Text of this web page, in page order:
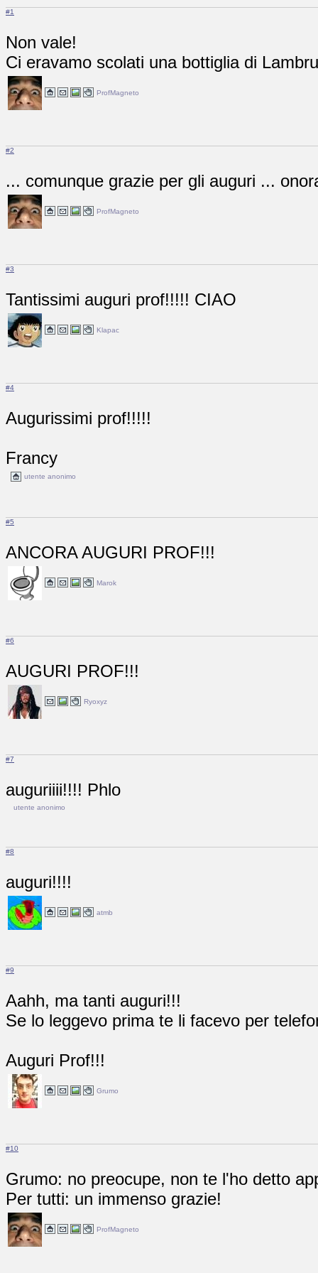
#1
Non vale!
Ci eravamo scolati una bottiglia di
ProfMagneto
#2
... comunque grazie per gli auguri ...
ProfMagneto
#3
Tantissimi auguri prof!!!!! CIAO
Klapac
#4
Augurissimi prof!!!!!
Francy
utente anonimo
#5
ANCORA AUGURI PROF!!!
Marok
#6
AUGURI PROF!!!
Ryoxyz
#7
auguriiii!!!! Phlo
utente anonimo
#8
auguri!!!!
atmb
#9
Aahh, ma tanti auguri!!!
Se lo leggevo prima te li facevo per
Auguri Prof!!!
Grumo
#10
Grumo: no preocupe, non te l'ho detto
Per tutti: un immenso grazie!
ProfMagneto